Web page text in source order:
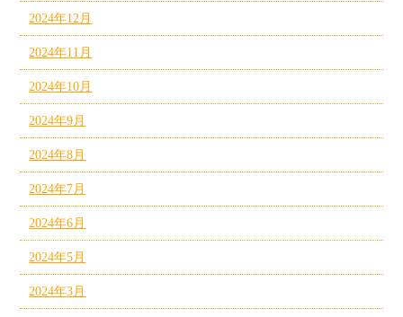
2024年12月
2024年11月
2024年10月
2024年9月
2024年8月
2024年7月
2024年6月
2024年5月
2024年3月